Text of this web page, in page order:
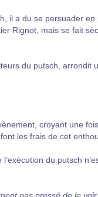
il a du se persuader
Rignot, mais se fait
du putsch,
croyant une
les frais de cet
du putsch